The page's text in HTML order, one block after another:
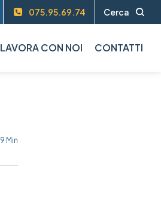
9 Min
075.95.69.74 Cerca
LAVORA CON NOI CONTATTI